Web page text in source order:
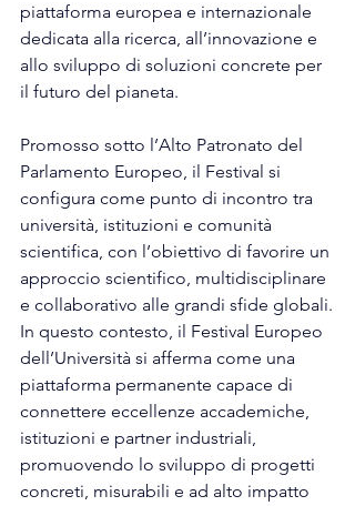
piattaforma europea e internazionale
dedicata alla ricerca, all’innovazione e
allo sviluppo di soluzioni concrete per
il futuro del pianeta.
Promosso sotto l’Alto Patronato del
Parlamento Europeo, il Festival si
configura come punto di incontro tra
università, istituzioni e comunità
scientifica, con l’obiettivo di favorire un
approccio scientifico, multidisciplinare
e collaborativo alle grandi sfide globali.
In questo contesto, il Festival Europeo
dell’Università si afferma come una
piattaforma permanente capace di
connettere eccellenze accademiche,
istituzioni e partner industriali,
promuovendo lo sviluppo di progetti
concreti, misurabili e ad alto impatto